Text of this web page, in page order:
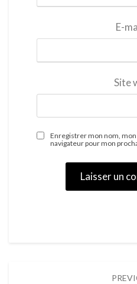
E-
Site
Enregistrer mon nom,
navigateur pour mon